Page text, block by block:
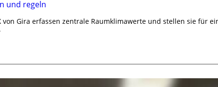
und regeln
von Gira erfassen zentrale Raumklimawerte und stellen sie für